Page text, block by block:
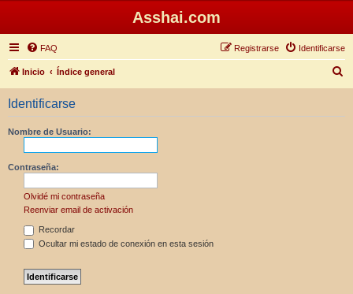
Asshai.com
FAQ Identificarse
Registrarse
Inicio Índice general
u
Identificarse
Nombre de Usuario:
Contraseña:
Olvidé mi contraseña
Reenviar email de activación
Recordar
Ocultar mi estado de conexión en esta sesión